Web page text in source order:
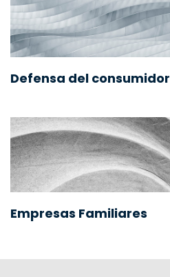
Defensa del consumidor
Empresas Familiares